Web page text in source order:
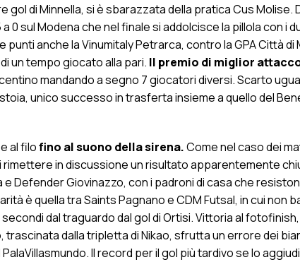
di Minnella, si è sbarazzata della pratica Cus Molise.
0 sul Modena che nel finale si addolcisce la pillola con i
anche la Vinumitaly Petrarca, contro la GPA Città di
un tempo giocato alla pari. Il premio di miglior
mandando a segno 7 giocatori diversi. Scarto
unico successo in trasferta insieme a quello del
al filofino al suono della sirena.Come nel caso dei
in discussione un risultato apparentemente
Defender Giovinazzo, con i padroni di casa che
è quella tra Saints Pagnano e CDM Futsal, in cui non
dal traguardo dal gol di Ortisi. Vittoria al
trascinata dalla tripletta di Nikao, sfrutta un errore dei
Il record per il gol più tardivo se lo